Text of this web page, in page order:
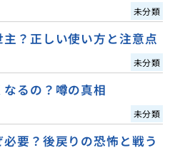
未分類
？正しい使い方と注意点
未分類
るの？噂の真相
未分類
要？後戻りの恐怖と戦う